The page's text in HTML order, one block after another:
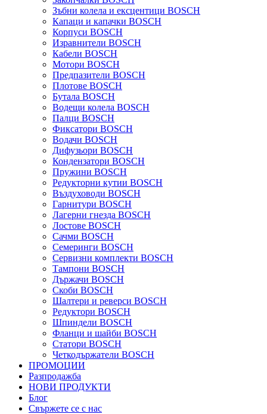
Зъбни колела и ексцентици BOSCH
Капаци и капачки BOSCH
Корпуси BOSCH
Изравнители BOSCH
Кабели BOSCH
Мотори BOSCH
Предпазители BOSCH
Плотове BOSCH
Бутала BOSCH
Водещи колела BOSCH
Палци BOSCH
Фиксатори BOSCH
Водачи BOSCH
Дифузьори BOSCH
Кондензатори BOSCH
Пружини BOSCH
Редукторни кутии BOSCH
Въздуховоди BOSCH
Гарнитури BOSCH
Лагерни гнезда BOSCH
Лостове BOSCH
Сачми BOSCH
Семеринги BOSCH
Сервизни комплекти BOSCH
Тампони BOSCH
Държачи BOSCH
Скоби BOSCH
Шалтери и реверси BOSCH
Редуктори BOSCH
Шпиндели BOSCH
Фланци и шайби BOSCH
Статори BOSCH
Четкодържатели BOSCH
ПРОМОЦИИ
Разпродажба
НОВИ ПРОДУКТИ
Блог
Свържете се с нас